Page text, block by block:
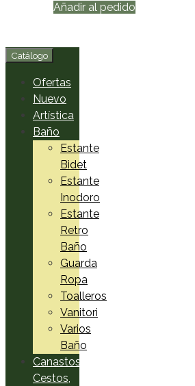
Añadir al pedido
Catálogo
Ofertas
Nuevo
Artística
Baño
Estante
Bidet
Estante
Inodoro
Estante
Retro
Baño
Guarda
Ropa
Toalleros
Vanitori
Varios
Baño
Canastos,
Cestos,